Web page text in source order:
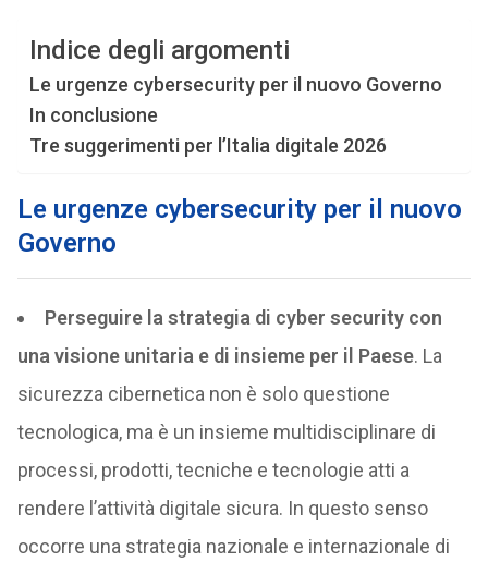
Indice degli argomenti
Le urgenze cybersecurity per il nuovo Governo
In conclusione
Tre suggerimenti per l’Italia digitale 2026
Le urgenze cybersecurity per il nuovo
Governo
Perseguire la strategia di cyber security con
una visione unitaria e di insieme per il Paese. La
sicurezza cibernetica non è solo questione
tecnologica, ma è un insieme multidisciplinare di
processi, prodotti, tecniche e tecnologie atti a
rendere l’attività digitale sicura. In questo senso
occorre una strategia nazionale e internazionale di